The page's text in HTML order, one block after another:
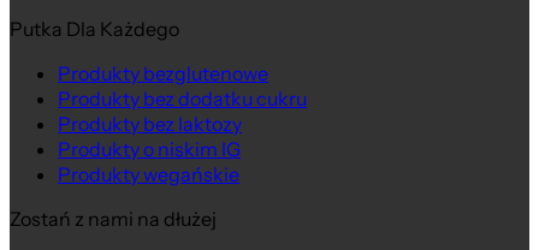
Putka Dla Każdego
Produkty bezglutenowe
Produkty bez dodatku cukru
Produkty bez laktozy
Produkty o niskim IG
Produkty wegańskie
Zostań z nami na dłużej